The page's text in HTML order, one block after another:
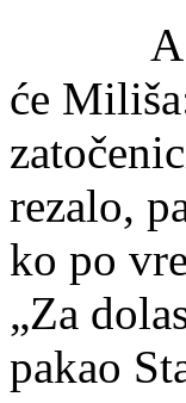
A
će
rezalo,
ko po
„Za
pakao